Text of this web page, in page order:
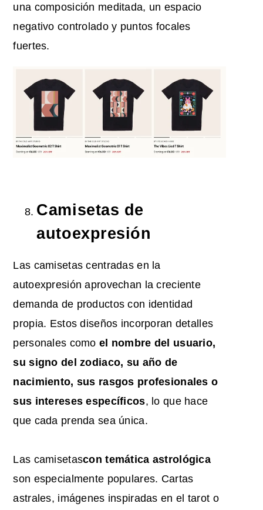
una composición meditada, un espacio
negativo controlado y puntos focales
fuertes.
Camisetas de
autoexpresión
Las camisetas centradas en la
autoexpresión aprovechan la creciente
demanda de productos con identidad
propia. Estos diseños incorporan detalles
personales como el nombre del usuario,
su signo del zodiaco, su año de
nacimiento, sus rasgos profesionales o
sus intereses específicos, lo que hace
que cada prenda sea única.
Las camisetascon temática astrológica
son especialmente populares. Cartas
astrales, imágenes inspiradas en el tarot o